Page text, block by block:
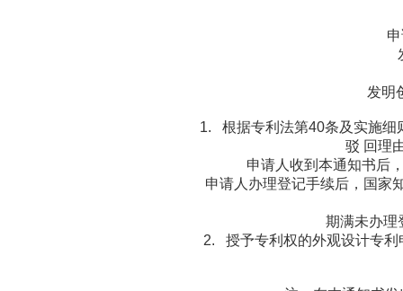
发明
1. 根据专利法第40条及实施细
驳 回理
申请人收到本通知书后
申请人办理登记手续后，国家
期满未办理
2. 授予专利权的外观设计专利